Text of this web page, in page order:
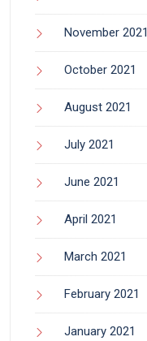
November 2021
October 2021
August 2021
July 2021
June 2021
April 2021
March 2021
February 2021
January 2021